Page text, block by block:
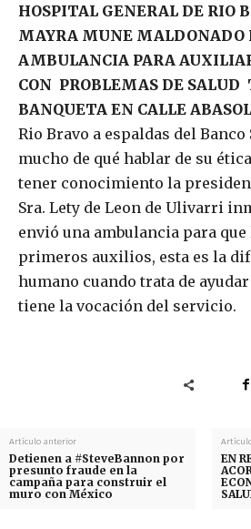
HOSPITAL GENERAL DE RIO
MAYRA MUNE MALDONADO
AMBULANCIA PARA
CON PROBLEMAS DE SALUD
BANQUETA EN CALLE
Rio Bravo a espaldas del Banco
mucho de qué hablar de su
tener conocimiento la
Sra. Lety de Leon de Ulivarri
envió una ambulancia para
primeros auxilios, esta es la
humano cuando trata de
tiene la vocación del servicio.
Artículo anterior
Detienen a #SteveBannon por
presunto fraude en la
campaña para construir el
muro con México
EN